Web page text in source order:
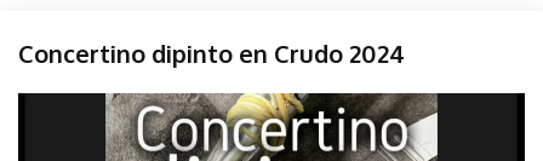
Perfos
Concertino dipinto en Crudo 2024